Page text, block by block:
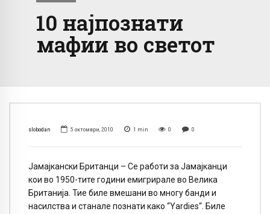
10 најпознати
мафии во светот
slobodan 5 октомври, 2010 1 min 0 0
Јамајкански Британци – Се работи за Јамајканци
кои во 1950-тите години емигрирале во Велика
Британија. Тие биле вмешани во многу банди и
насилства и станале познати како “Yardies“. Биле